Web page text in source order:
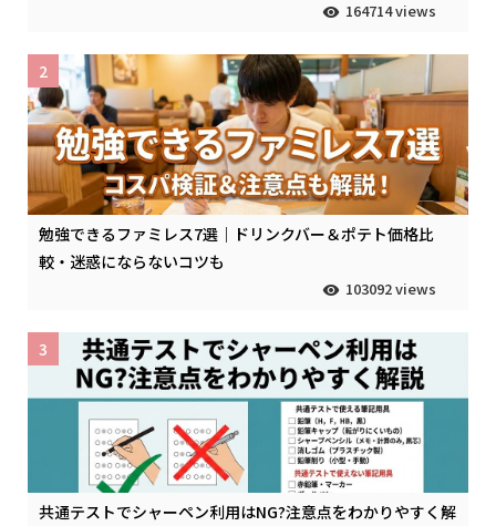
164714 views
勉強できるファミレス7選｜ドリンクバー＆ポテト価格比
較・迷惑にならないコツも
103092 views
2
共通テストでシャーペン利用はNG?注意点をわかりやすく解
3